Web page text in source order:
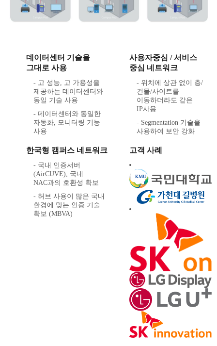
데이터센터 기술을
그대로 사용
- 고 성능, 고 가용성을
제공하는 데이터센터와
동일 기술 사용
- 데이터센터와 동일한
자동화, 모니터링 기능
사용
사용자중심 / 서비스
중심 네트워크
- 위치에 상관 없이 층/
건물/사이트를
이동하더라도 같은
IP사용
- Segmentation 기술을
사용하여 보안 강화
한국형 캠퍼스 네트워크
- 국내 인증서버
(AirCUVE), 국내
NAC과의 호환성 확보
- 허브 사용이 많은 국내
환경에 맞는 인증 기술
확보 (MBVA)
고객 사례